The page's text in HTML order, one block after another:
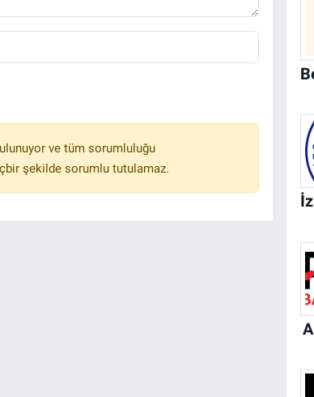
ve tüm sorumluluğu
şekilde sorumlu tutulamaz.